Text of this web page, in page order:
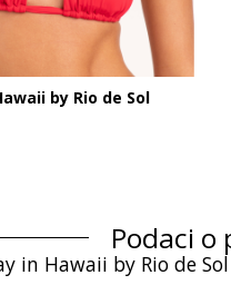
by Rio de Sol
Podaci o
in Hawaii by Rio de Sol